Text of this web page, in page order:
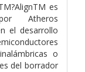
es
Atheros
el desarrollo
o
del borrador